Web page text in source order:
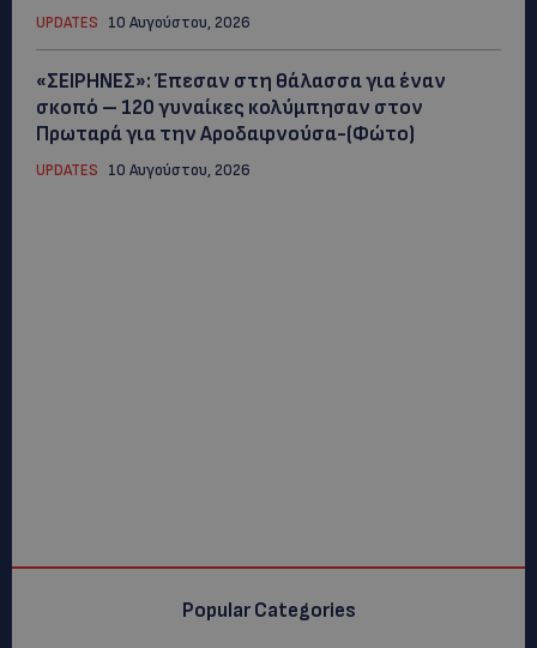
UPDATES 10 Αυγούστου, 2026
«ΣΕΙΡΗΝΕΣ»: Έπεσαν στη θάλασσα για έναν
σκοπό – 120 γυναίκες κολύμπησαν στον
Πρωταρά για την Αροδαφνούσα-(Φώτο)
UPDATES 10 Αυγούστου, 2026
Popular Categories